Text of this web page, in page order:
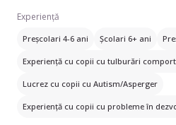
Experiență
Preșcolari 4-6 ani Școlari 6+ ani
Experiență cu copii cu tulburări
Lucrez cu copii cu Autism/Asperger
Experiență cu copii cu probleme în